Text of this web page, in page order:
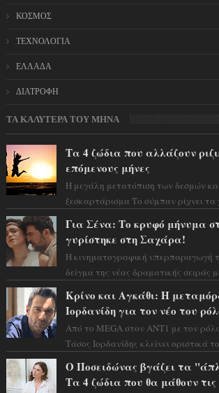
ΚΟΣΜΟΣ
ΤΕΧΝΟΛΟΓΙΑ
ΕΛΛΑΔΑ
ΔΙΑΤΡΟΦΗ
ΤΑ ΚΑΛΥΤΕΡΑ ΤΟΥ ΜΗΝΑ
Τα 4 ζώδια που αλλάζουν
επόμενους μήνες
Η μεγάλη μετατόπιση των δεσμών
ξεσκαρτάρισμα Το σύμπαν ρίχνει τα
Για Σένα: Το κρυφό μήνυμα
γυρίστηκε στη Σαχάρα!
Η κινηματογραφική υπερπαραγωγή
δείγμα της νέας δραματικής σειράς
Κρίνο και Αγκάθι: Η
Ιορδανίδη για τον νέο του
Από το MEGA στον ΑΝΤ1 με τον
Τάσος Ιορδανίδης κλείνει οριστικά
Ο Ποσειδώνας βγάζει τα
Τα 4 ζώδια που θα μάθουν τις